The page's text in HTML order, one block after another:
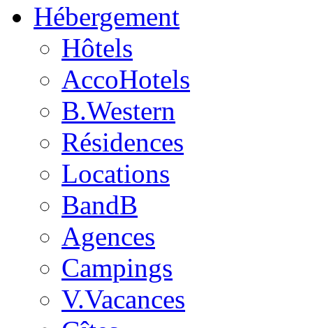
Hébergement
Hôtels
AccoHotels
B.Western
Résidences
Locations
BandB
Agences
Campings
V.Vacances